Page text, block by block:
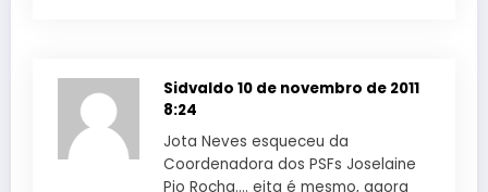
Sidvaldo 10 de novembro de 2011
8:24
Jota Neves esqueceu da
Coordenadora dos PSFs Joselaine
Pio Rocha…. eita é mesmo, agora